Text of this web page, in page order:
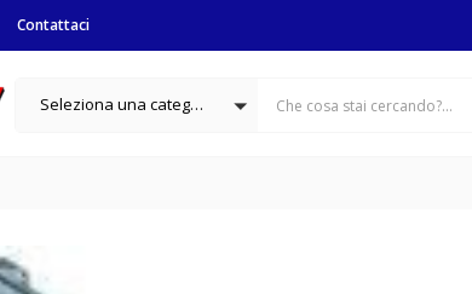
Contattaci
Seleziona una categoria